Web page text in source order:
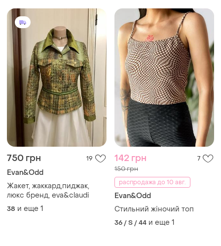
750 грн 19
Evan&Odd
Жакет, жаккард,пиджак,
люкс бренд, eva&claudi
38 и еще 1
142 грн 7
150 грн
распродажа до 10 авг.
Evan&Odd
Стильний жіночий топ
36 / S / 44 и еще 1